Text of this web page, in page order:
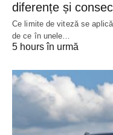
diferențe și
Ce limite de viteză se
de ce în unele…
5 hours în urmă